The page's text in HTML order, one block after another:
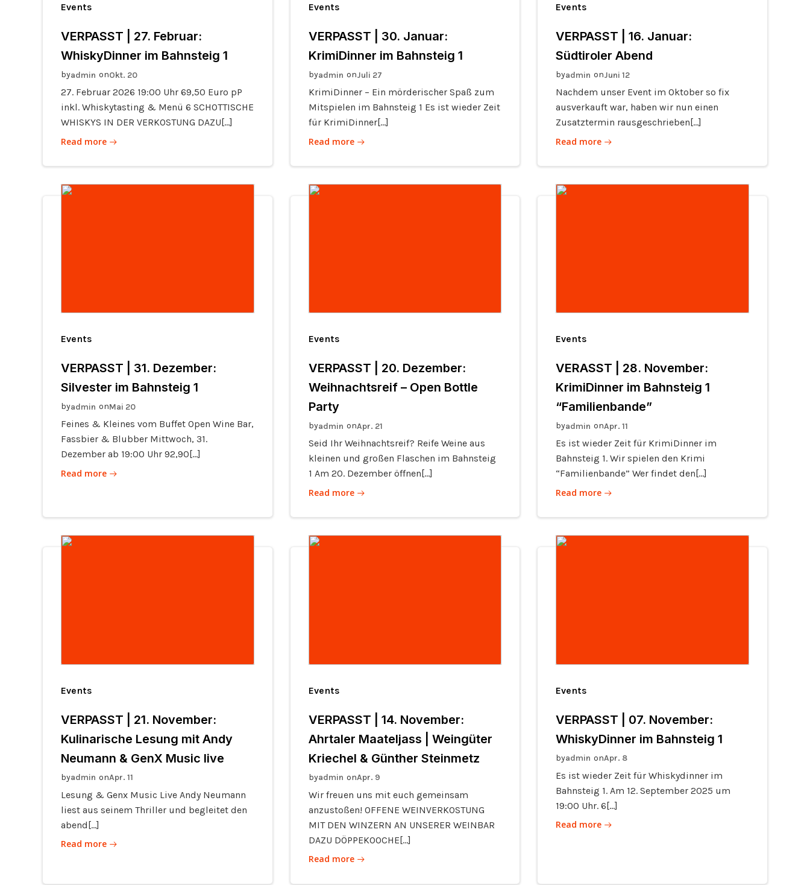
Events
VERPASST | 27. Februar:
WhiskyDinner im Bahnsteig 1
byadmin onOkt. 20
27. Februar 2026 19:00 Uhr 69,50 Euro pP
inkl. Whiskytasting & Menü 6 SCHOTTISCHE
WHISKYS IN DER VERKOSTUNG DAZU[…]
Read more
Events
VERPASST | 30. Januar:
KrimiDinner im Bahnsteig 1
byadmin onJuli 27
KrimiDinner – Ein mörderischer Spaß zum
Mitspielen im Bahnsteig 1 Es ist wieder Zeit
für KrimiDinner[…]
Read more
Events
VERPASST | 16. Januar:
Südtiroler Abend
byadmin onJuni 12
Nachdem unser Event im Oktober so fix
ausverkauft war, haben wir nun einen
Zusatztermin rausgeschrieben[…]
Read more
Events
VERPASST | 31. Dezember:
Silvester im Bahnsteig 1
byadmin onMai 20
Feines & Kleines vom Buffet Open Wine Bar,
Fassbier & Blubber Mittwoch, 31.
Dezember ab 19:00 Uhr 92,90[…]
Read more
Events
VERPASST | 20. Dezember:
Weihnachtsreif – Open Bottle
Party
byadmin onApr. 21
Seid Ihr Weihnachtsreif? Reife Weine aus
kleinen und großen Flaschen im Bahnsteig
1 Am 20. Dezember öffnen[…]
Read more
Events
VERASST | 28. November:
KrimiDinner im Bahnsteig 1
“Familienbande”
byadmin onApr. 11
Es ist wieder Zeit für KrimiDinner im
Bahnsteig 1. Wir spielen den Krimi
“Familienbande” Wer findet den[…]
Read more
Events
VERPASST | 21. November:
Kulinarische Lesung mit Andy
Neumann & GenX Music live
byadmin onApr. 11
Lesung & Genx Music Live Andy Neumann
liest aus seinem Thriller und begleitet den
abend[…]
Read more
Events
VERPASST | 14. November:
Ahrtaler Maateljass | Weingüter
Kriechel & Günther Steinmetz
byadmin onApr. 9
Wir freuen uns mit euch gemeinsam
anzustoßen! OFFENE WEINVERKOSTUNG
MIT DEN WINZERN AN UNSERER WEINBAR
DAZU DÖPPEKOOCHE[…]
Read more
Events
VERPASST | 07. November:
WhiskyDinner im Bahnsteig 1
byadmin onApr. 8
Es ist wieder Zeit für Whiskydinner im
Bahnsteig 1. Am 12. September 2025 um
19:00 Uhr. 6[…]
Read more